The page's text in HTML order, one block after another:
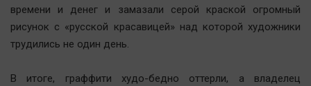
времени и денег и замазали серой краской огромный
рисунок с «русской красавицей» над которой художники
трудились не один день.
В итоге, граффити худо-бедно оттерли, а владелец